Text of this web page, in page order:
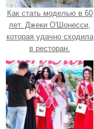
Как стать моделью в 60
лет. Джеки О'Шонесси,
которая удачно сходила
в ресторан.